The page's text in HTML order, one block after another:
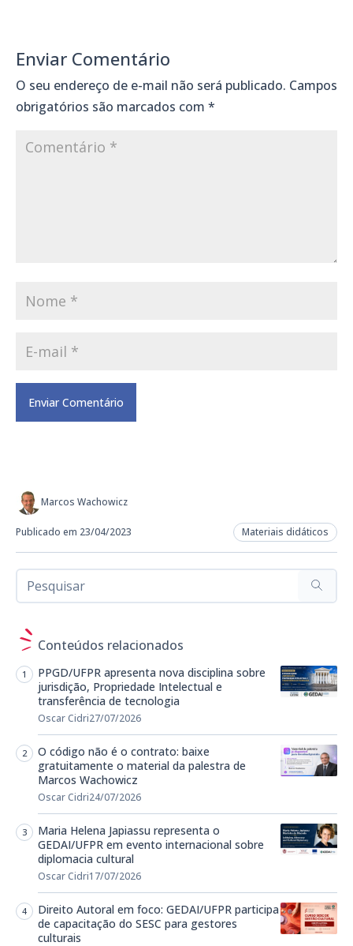
Enviar Comentário
O seu endereço de e-mail não será publicado. Campos
obrigatórios são marcados com *
Marcos Wachowicz
Publicado em 23/04/2023 Materiais didáticos
Conteúdos relacionados
PPGD/UFPR apresenta nova disciplina sobre
jurisdição, Propriedade Intelectual e
transferência de tecnologia
Oscar Cidri27/07/2026
O código não é o contrato: baixe
gratuitamente o material da palestra de
Marcos Wachowicz
Oscar Cidri24/07/2026
Maria Helena Japiassu representa o
GEDAI/UFPR em evento internacional sobre
diplomacia cultural
Oscar Cidri17/07/2026
Direito Autoral em foco: GEDAI/UFPR participa
de capacitação do SESC para gestores
culturais